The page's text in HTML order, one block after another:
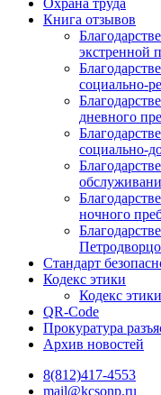
Книга отзывов
экстренной
социально-
дневного
социально-
ночного
Стандарт
Кодекс этики
Кодекс этики
QR-Code
Прокуратура
Архив новостей
8(812)417-4553
mail@kcsonp.ru